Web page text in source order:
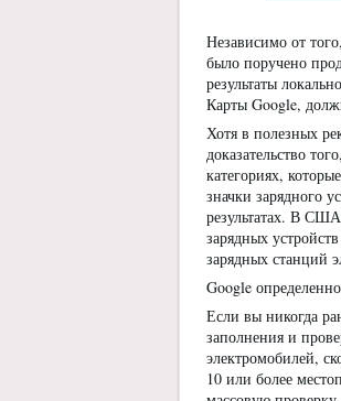
Независимо от
было поручено
результаты
Карты Google,
Хотя в полезных
доказательство
категориях,
значки зарядного
результатах. В
зарядных
зарядных станций
Google
Если вы никогда
заполнения и
электромобилей,
10 или более